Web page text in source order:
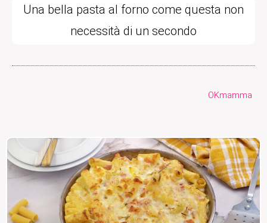
Una bella pasta al forno come questa non
necessità di un secondo
OKmamma